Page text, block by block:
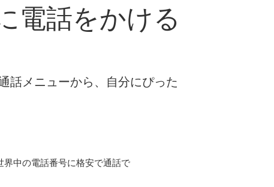
電話をかける
話メニューから、自分にぴった
中の電話番号に格安で通話で